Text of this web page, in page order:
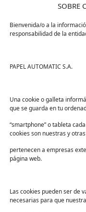
SOBRE
Bienvenida/o a la
responsabilidad de la
PAPEL AUTOMATIC S.A.
Una cookie o galleta
que se guarda en tu
“smartphone” o tableta
cookies son nuestras y otras
pertenecen a empresas
página web.
Las cookies pueden ser de
necesarias para que
Sanidad
Educación
Centros deportivos
Tienda PAPELMATIC
Lista de deseos
Términos y
Devoluciones